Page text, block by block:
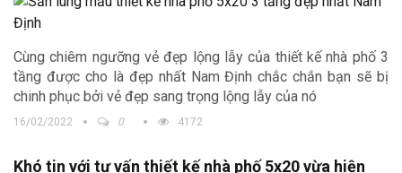
Cùng chiêm ngưỡng vẻ đẹp lộng lẫy của thiết kế nhà phố 3
tầng được cho là đẹp nhất Nam Định chắc chắn bạn sẽ bị
chinh phục bởi vẻ đẹp sang trọng lộng lẫy của nó
16/02/2022 0 4172
Khó tin với tư vấn thiết kế nhà phố 5x20 vừa hiện